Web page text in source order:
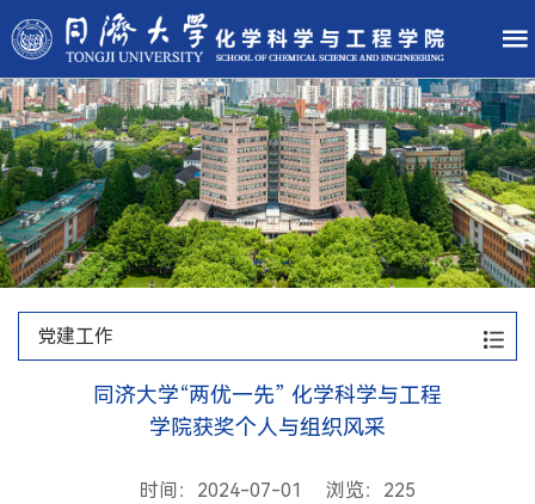
党建工作
同济大学“两优一先” 化学科学与工程
学院获奖个人与组织风采
时间：2024-07-01 浏览： 225